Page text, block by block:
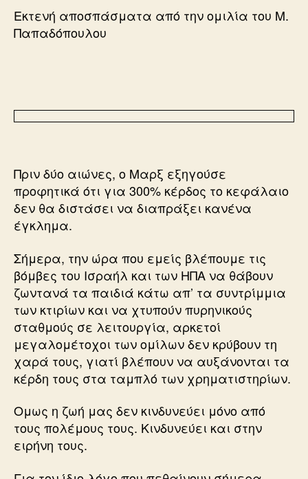
Εκτενή αποσπάσματα από την ομιλία του Μ.
Παπαδόπουλου
Πριν δύο αιώνες, ο Μαρξ εξηγούσε
προφητικά ότι για 300% κέρδος το κεφάλαιο
δεν θα διστάσει να διαπράξει κανένα
έγκλημα.
Σήμερα, την ώρα που εμείς βλέπουμε τις
βόμβες του Ισραήλ και των ΗΠΑ να θάβουν
ζωντανά τα παιδιά κάτω απ’ τα συντρίμμια
των κτιρίων και να χτυπούν πυρηνικούς
σταθμούς σε λειτουργία, αρκετοί
μεγαλομέτοχοι των ομίλων δεν κρύβουν τη
χαρά τους, γιατί βλέπουν να αυξάνονται τα
κέρδη τους στα ταμπλό των χρηματιστηρίων.
Ομως η ζωή μας δεν κινδυνεύει μόνο από
τους πολέμους τους. Κινδυνεύει και στην
ειρήνη τους.